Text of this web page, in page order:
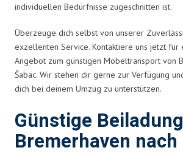
individuellen Bedürfnisse zugeschnitten ist.
Überzeuge dich selbst von unserer
exzellenten Service. Kontaktiere uns jetzt für
Angebot zum günstigen Möbeltransport von
Šabac. Wir stehen dir gerne zur Verfügung
dich bei deinem Umzug zu unterstützen.
Günstige
Bremerhaven nach